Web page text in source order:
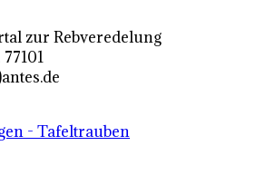
zur Rebveredelung
- Tafeltrauben